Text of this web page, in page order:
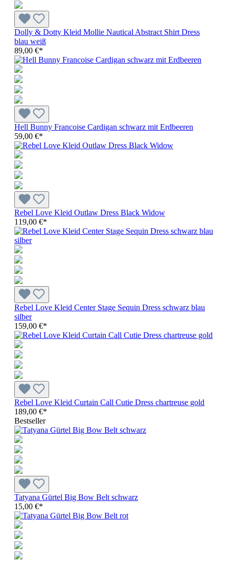
Dolly & Dotty Kleid Mollie Nautical Abstract Shirt Dress
blau weiß
89,00 €*
Hell Bunny Francoise Cardigan schwarz mit Erdbeeren
59,00 €*
Rebel Love Kleid Outlaw Dress Black Widow
119,00 €*
Rebel Love Kleid Center Stage Sequin Dress schwarz blau
silber
159,00 €*
Rebel Love Kleid Curtain Call Cutie Dress chartreuse gold
189,00 €*
Bestseller
Tatyana Gürtel Big Bow Belt schwarz
15,00 €*